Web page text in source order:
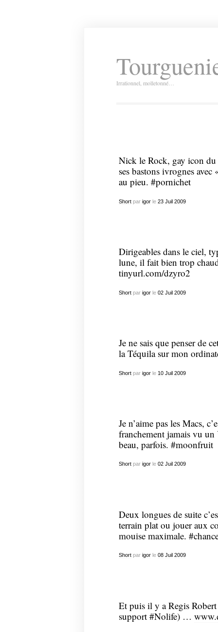
Irrationnel, molletonné…
Nick le Rock, gay icon
ses bastons ivrognes
au pieu. #pornichet
Shortpar igorle 23 Juil 2009
Dirigeables dans le ciel,
lune, il fait bien trop
tinyurl.com/dzyro2
Shortpar igorle 02 Juil 2009
Je ne sais que penser de
la Téquila sur mon
Shortpar igorle 10 Juil 2009
Je n’aime pas les Macs,
franchement jamais vu
beau, parfois. #moonfruit
Shortpar igorle 02 Juil 2009
Deux longues de suite
terrain plat ou jouer aux
mouise maximale.
Shortpar igorle 08 Juil 2009
Et puis il y a Regis
support #Nolife) …